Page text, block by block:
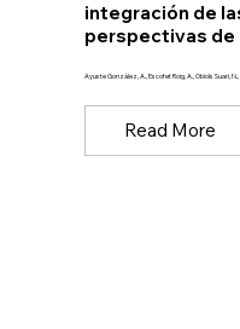
integración de
perspectivas
Ayuste González, A., Escofet Roig, A., Obiols Suari, N.,
Read More